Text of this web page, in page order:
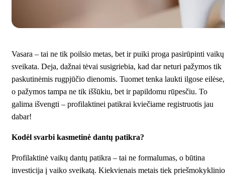
Vasara – tai ne tik poilsio metas, bet ir puiki proga pasirūpinti vaikų
sveikata. Deja, dažnai tėvai susigriebia, kad dar neturi pažymos tik
paskutinėmis rugpjūčio dienomis. Tuomet tenka laukti ilgose eilėse,
o pažymos tampa ne tik iššūkiu, bet ir papildomu rūpesčiu. To
galima išvengti – profilaktinei patikrai kviečiame registruotis jau
dabar!
Kodėl svarbi kasmetinė dantų patikra?
Profilaktinė vaikų dantų patikra – tai ne formalumas, o būtina
investicija į vaiko sveikatą. Kiekvienais metais tiek priešmokyklinio